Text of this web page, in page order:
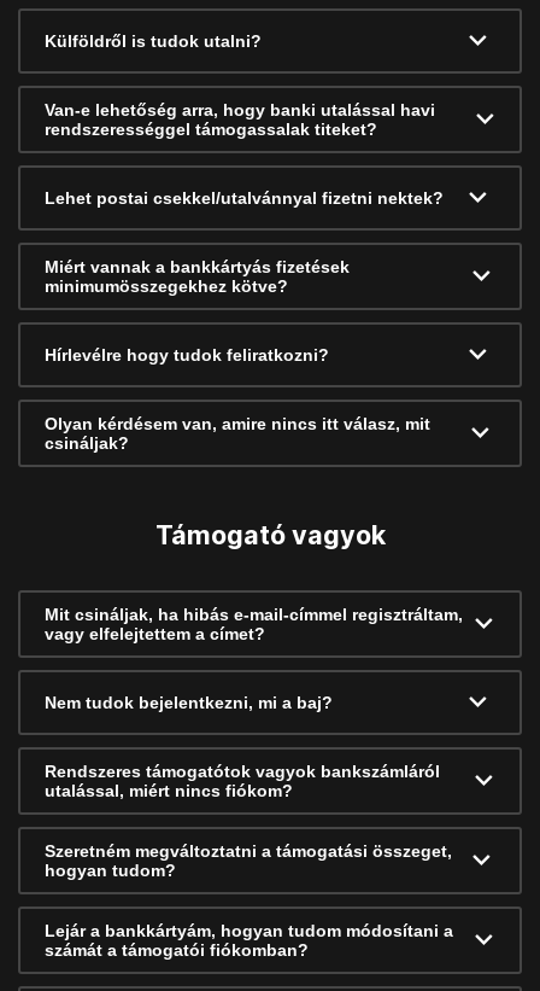
Külföldről is tudok utalni?
Van-e lehetőség arra, hogy banki utalással havi
rendszerességgel támogassalak titeket?
Lehet postai csekkel/utalvánnyal fizetni nektek?
Miért vannak a bankkártyás fizetések
minimumösszegekhez kötve?
Hírlevélre hogy tudok feliratkozni?
Olyan kérdésem van, amire nincs itt válasz, mit
csináljak?
Támogató vagyok
Mit csináljak, ha hibás e-mail-címmel regisztráltam,
vagy elfelejtettem a címet?
Nem tudok bejelentkezni, mi a baj?
Rendszeres támogatótok vagyok bankszámláról
utalással, miért nincs fiókom?
Szeretném megváltoztatni a támogatási összeget,
hogyan tudom?
Lejár a bankkártyám, hogyan tudom módosítani a
számát a támogatói fiókomban?